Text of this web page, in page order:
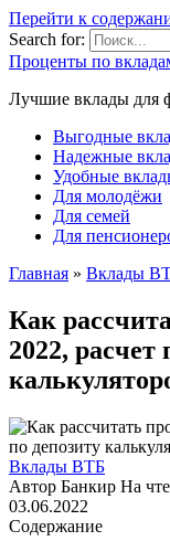
Перейти к
Search for:
Проценты по
Лучшие вклады для
Выгодные
Надежные
Удобные
Для молодёжи
Для семей
Для
Главная » Вклады
Как
2022, расчет
Вклады ВТБ
Автор Банкир На
03.06.2022
Содержание